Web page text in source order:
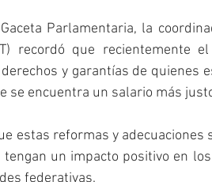
Parlamentaria, la
recordó que recientemente
y garantías de quienes
se encuentra un salario más
estas reformas y adecuaciones
un impacto positivo en
federativas.